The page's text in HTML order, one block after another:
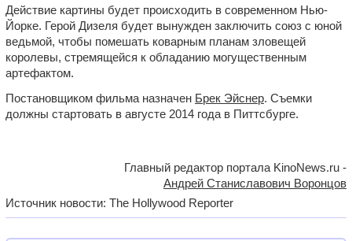
Действие картины будет происходить в современном Нью-
Йорке. Герой Дизеля будет вынужден заключить союз с юной
ведьмой, чтобы помешать коварным планам зловещей
королевы, стремящейся к обладанию могущественным
артефактом.
Постановщиком фильма назначен Брек Эйснер. Съемки
должны стартовать в августе 2014 года в Питтсбурге.
Главный редактор портала KinoNews.ru -
Андрей Станиславович Воронцов
Источник новости: The Hollywood Reporter